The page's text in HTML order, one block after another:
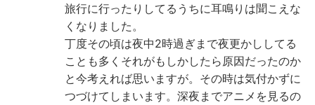
旅行に行ったりしてるうちに耳鳴りは聞こえな
くなりました。
丁度その頃は夜中2時過ぎまで夜更かししてる
ことも多くそれがもしかしたら原因だったのか
と今考えれば思いますが。その時は気付かずに
つづけてしまいます。深夜までアニメを見るの